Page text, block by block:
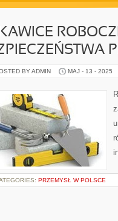
BY ADMIN MAJ - 13 - 2025
PRZEMYSŁ W POLSCE